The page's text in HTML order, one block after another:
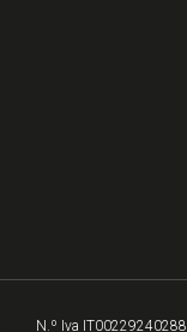
N.º Iva IT00229240288